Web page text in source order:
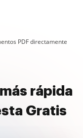
PDF directamente
rápida
Gratis